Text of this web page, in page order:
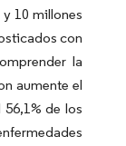
10 millones
con
la
aumente el
de los